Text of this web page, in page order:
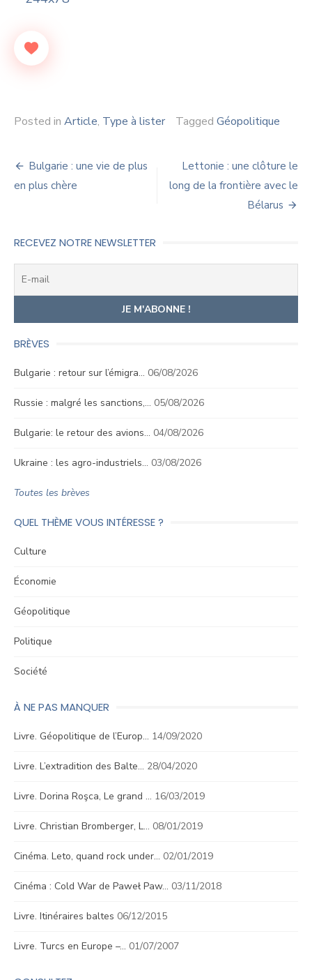
Posted in Article, Type à lister Tagged Géopolitique
Navigation
de
Bulgarie : une vie de plus
en plus chère
Lettonie : une clôture le
long de la frontière avec le
Bélarus
RECEVEZ NOTRE NEWSLETTER
BRÈVES
Bulgarie : retour sur l’émigra… 06/08/2026
Russie : malgré les sanctions,… 05/08/2026
Bulgarie: le retour des avions… 04/08/2026
Ukraine : les agro-industriels… 03/08/2026
Toutes les brèves
QUEL THÈME VOUS INTÉRESSE ?
Culture
Économie
Géopolitique
Politique
Société
À NE PAS MANQUER
Livre. Géopolitique de l’Europ… 14/09/2020
Livre. L’extradition des Balte… 28/04/2020
Livre. Dorina Roşca, Le grand … 16/03/2019
Livre. Christian Bromberger, L… 08/01/2019
Cinéma. Leto, quand rock under… 02/01/2019
Cinéma : Cold War de Paweł Paw… 03/11/2018
Livre. Itinéraires baltes 06/12/2015
Livre. Turcs en Europe –… 01/07/2007